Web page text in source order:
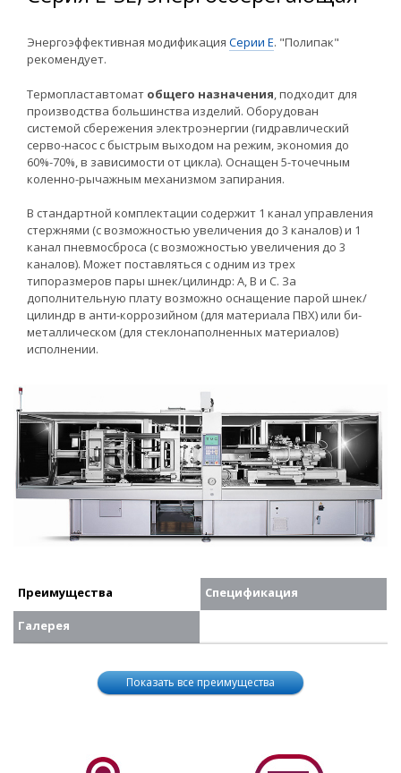
Энергоэффективная модификация Серии E. "Полипак"
рекомендует.
Термопластавтомат общего назначения, подходит для
производства большинства изделий. Оборудован
системой сбережения электроэнергии (гидравлический
серво-насос с быстрым выходом на режим, экономия до
60%-70%, в зависимости от цикла). Оснащен 5-точечным
коленно-рычажным механизмом запирания.
В стандартной комплектации содержит 1 канал управления
стержнями (с возможностью увеличения до 3 каналов) и 1
канал пневмосброса (с возможностью увеличения до 3
каналов). Может поставляться с одним из трех
типоразмеров пары шнек/цилиндр: А, В и С. За
дополнительную плату возможно оснащение парой шнек/
цилиндр в анти-коррозийном (для материала ПВХ) или би-
металлическом (для стеклонаполненных материалов)
исполнении.
Преимущества Спецификация
Галерея
Показать все преимущества